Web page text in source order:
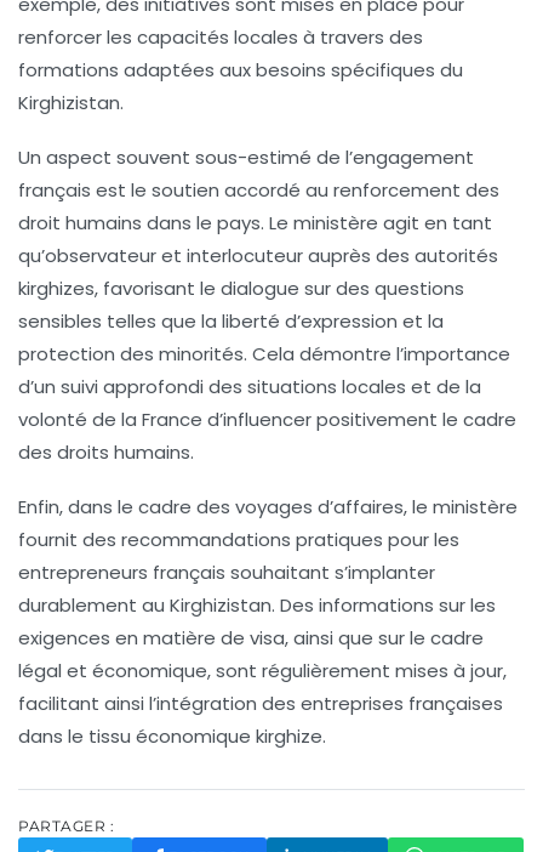
renforcer les capacités locales à travers des
formations adaptées aux besoins spécifiques du
Kirghizistan.
Un aspect souvent sous-estimé de l’engagement
français est le soutien accordé au renforcement des
droit humains dans le pays. Le ministère agit en tant
qu’observateur et interlocuteur auprès des autorités
kirghizes, favorisant le dialogue sur des questions
sensibles telles que la liberté d’expression et la
protection des minorités. Cela démontre l’importance
d’un suivi approfondi des situations locales et de la
volonté de la France d’influencer positivement le cadre
des droits humains.
Enfin, dans le cadre des voyages d’affaires, le ministère
fournit des recommandations pratiques pour les
entrepreneurs français souhaitant s’implanter
durablement au Kirghizistan. Des informations sur les
exigences en matière de visa, ainsi que sur le cadre
légal et économique, sont régulièrement mises à jour,
facilitant ainsi l’intégration des entreprises françaises
dans le tissu économique kirghize.
PARTAGER :